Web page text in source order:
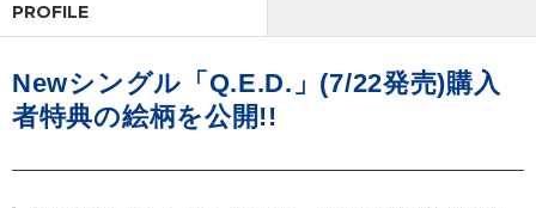
アーティスト
ジャンル
PROFILE
Newシングル「Q.E.D.」(7/22発売)購入
者特典の絵柄を公開!!